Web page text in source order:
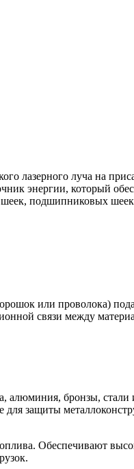
лазерного луча на
энергии, который
шеек, подшипниковых
или проволока)
связи между
алюминия, бронзы, стали
защиты
Обеспечивают